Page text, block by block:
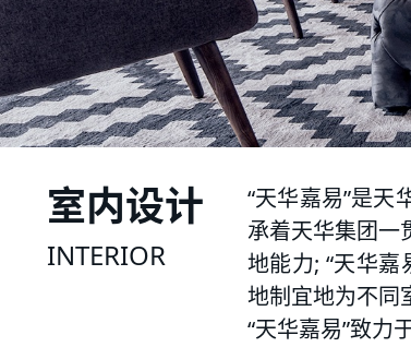
室内设计
INTERIOR
“天华嘉易”是天
承着天华集团一
地能力; “天华嘉
地制宜地为不同
“天华嘉易”致力